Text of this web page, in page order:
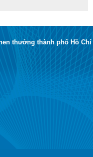
thưởng thành phố Hồ Chí